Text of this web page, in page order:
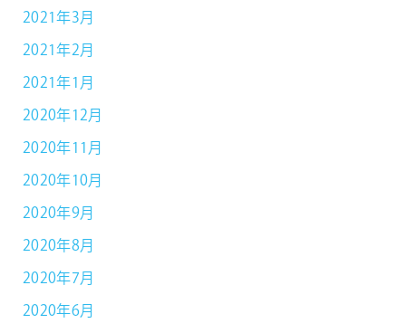
2021年3月
2021年2月
2021年1月
2020年12月
2020年11月
2020年10月
2020年9月
2020年8月
2020年7月
2020年6月